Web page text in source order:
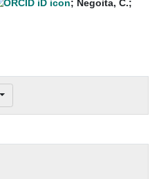
; Negoita, C.;